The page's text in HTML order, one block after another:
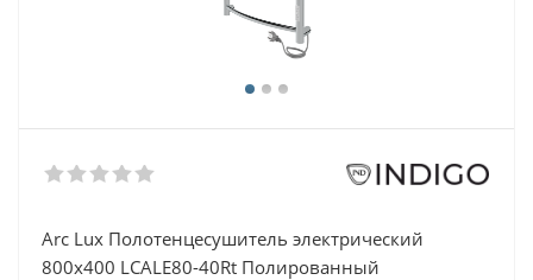
Arc Lux Полотенцесушитель электрический
800х400 LCALE80-40Rt Полированный